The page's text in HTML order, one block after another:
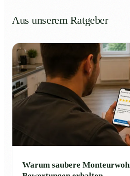
Aus unserem Ratgeber
Warum saubere